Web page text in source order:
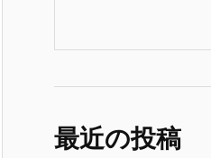
最近の投稿